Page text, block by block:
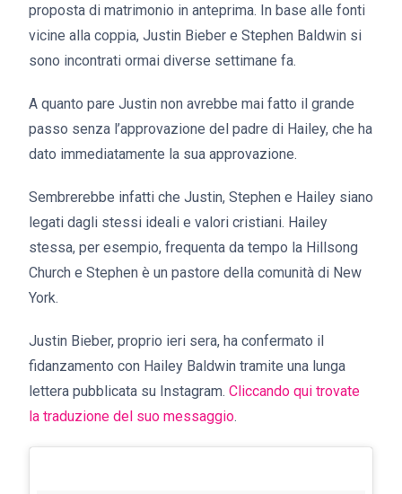
proposta di matrimonio in anteprima. In base alle fonti
vicine alla coppia, Justin Bieber e Stephen Baldwin si
sono incontrati ormai diverse settimane fa.
A quanto pare Justin non avrebbe mai fatto il grande
passo senza l’approvazione del padre di Hailey, che ha
dato immediatamente la sua approvazione.
Sembrerebbe infatti che Justin, Stephen e Hailey siano
legati dagli stessi ideali e valori cristiani. Hailey
stessa, per esempio, frequenta da tempo la Hillsong
Church e Stephen è un pastore della comunità di New
York.
Justin Bieber, proprio ieri sera, ha confermato il
fidanzamento con Hailey Baldwin tramite una lunga
lettera pubblicata su Instagram. Cliccando qui trovate
la traduzione del suo messaggio.